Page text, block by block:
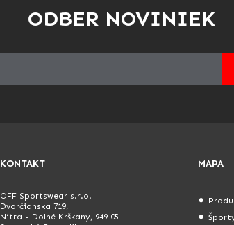
ODBER NOVINIEK
KONTAKT
OFF Sportswear s.r.o.
Dvorčianska 719,
Nitra - Dolné Krškany, 949 05
MAPA